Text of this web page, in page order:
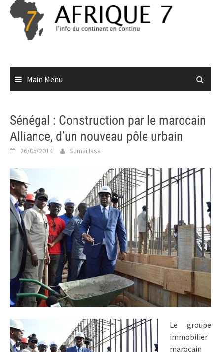
Skip
content
Main Menu
Sénégal : Construction par le marocain
Alliance, d’un nouveau pôle urbain
26/05/2014 Sumai Issa
Le groupe
immobilier
marocain